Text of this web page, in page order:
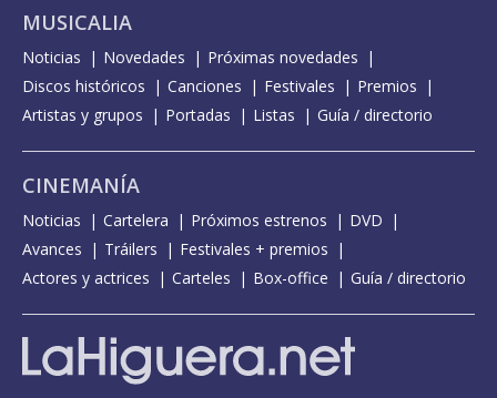
MUSICALIA
Noticias Novedades
Próximas novedades
Discos históricos
Canciones Festivales
Premios
Artistas y grupos
Portadas Listas Guía / directorio
CINEMANÍA
Noticias Cartelera Próximos estrenos
DVD
Avances
Tráilers
Festivales + premios
Actores y actrices
Carteles Box-office Guía / directorio